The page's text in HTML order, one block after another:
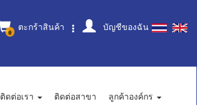
0 ตะกร้าสินค้า บัญชีของฉัน
ติดต่อเรา ติดต่อสาขา
ลูกค้าองค์กร